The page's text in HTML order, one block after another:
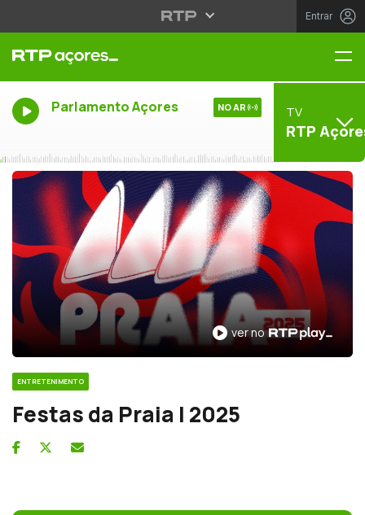
Entrar
Parlamento Açores NO AR TV
RTP
ver no
ENTRETENIMENTO
Festas da Praia | 2025